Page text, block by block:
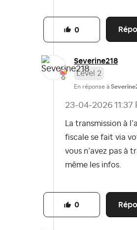
0
Severine218
Level 2
En réponse à
‎23-04-2026 11:37
La transmission à
fiscale se fait via
vous n’avez pas à
même les infos.
0